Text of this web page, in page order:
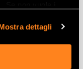
dettagli